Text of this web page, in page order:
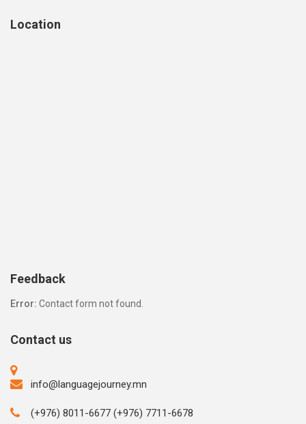
Location
Feedback
Error: Contact form not found.
Contact us
info@languagejourney.mn
(+976) 8011-6677 (+976) 7711-6678